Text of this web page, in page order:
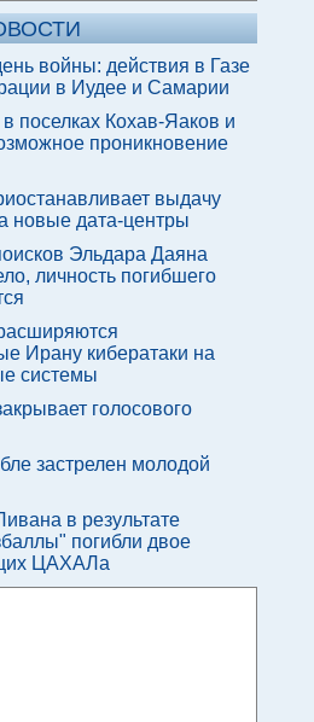
войны: действия в Газе
в Иудее и Самарии
поселках Кохав-Яаков и
проникновение
выдачу
новые дата-центры
Эльдара Даяна
личность погибшего
Ирану кибератаки на
системы
голосового
застрелен молодой
в результате
погибли двое
ЦАХАЛа